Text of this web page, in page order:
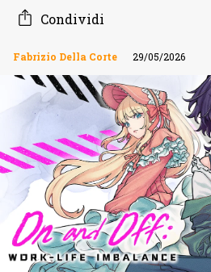
Condividi
Fabrizio Della Corte 29/05/2026